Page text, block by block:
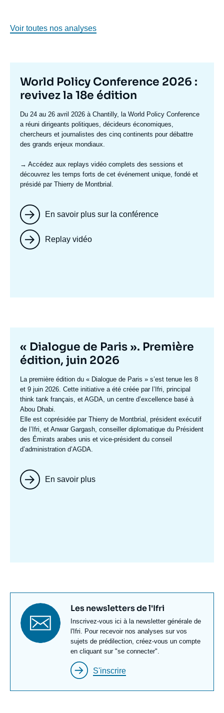
Voir toutes nos analyses
Titre
mis
en
avant
World Policy Conference 2026 :
revivez la 18e édition
Texte
accroche
Du 24 au 26 avril 2026 à Chantilly, la World Policy Conference
a réuni dirigeants politiques, décideurs économiques,
chercheurs et journalistes des cinq continents pour débattre
des grands enjeux mondiaux.
→ Accédez aux replays vidéo complets des sessions et
découvrez les temps forts de cet événement unique, fondé et
présidé par Thierry de Montbrial.
En savoir plus sur la conférence
Replay vidéo
Titre
mis
en
avant
« Dialogue de Paris ». Première
édition, juin 2026
Texte
accroche
La première édition du « Dialogue de Paris » s’est tenue les 8
et 9 juin 2026. Cette initiative a été créée par l’Ifri, principal
think tank français, et AGDA, un centre d’excellence basé à
Abou Dhabi.
Elle est coprésidée par Thierry de Montbrial , président exécutif
de l’Ifri, et Anwar Gargash, conseiller diplomatique du Président
des Émirats arabes unis et vice-président du conseil
d’administration d’AGDA.
En savoir plus
Titre
newsletter
Les newsletters de l'Ifri
Texte
Newsletter
Inscrivez-vous ici à la newsletter générale de
l'Ifri. Pour recevoir nos analyses sur vos
sujets de prédilection, créez-vous un compte
en cliquant sur "se connecter".
S'inscrire